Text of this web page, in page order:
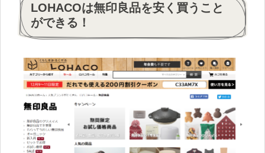
LOHACOは無印良品を安く買うこと
ができる！